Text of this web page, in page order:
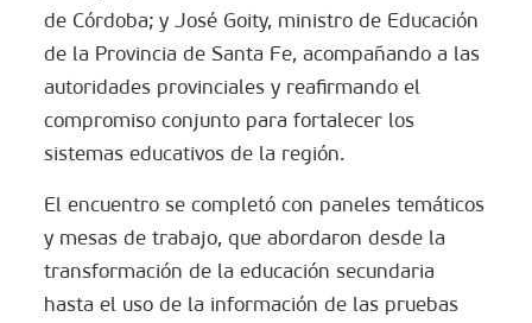
de Córdoba; y José Goity, ministro de Educación
de la Provincia de Santa Fe, acompañando a las
autoridades provinciales y reafirmando el
compromiso conjunto para fortalecer los
sistemas educativos de la región.
El encuentro se completó con paneles temáticos
y mesas de trabajo, que abordaron desde la
transformación de la educación secundaria
hasta el uso de la información de las pruebas